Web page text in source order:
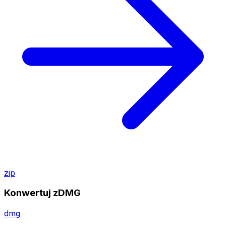
zip
Konwertuj zDMG
dmg